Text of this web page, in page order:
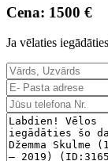
Cena: 1500 €
Ja vēlaties